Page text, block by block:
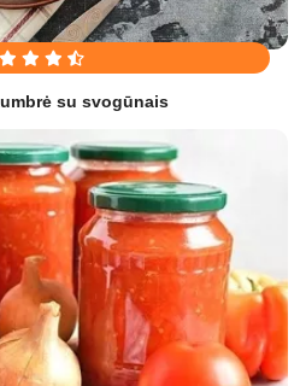
su svogūnais